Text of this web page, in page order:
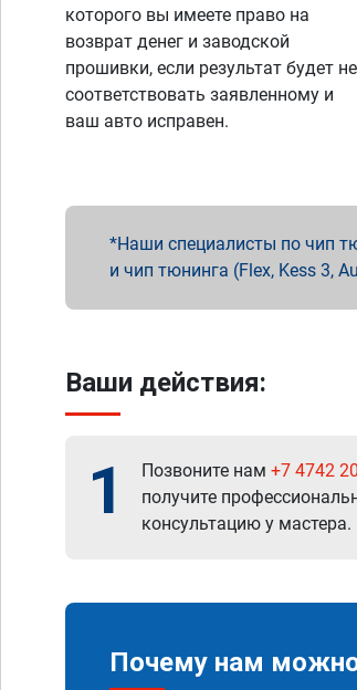
которого вы имеете право на
возврат денег и заводской
прошивки, если результат будет не
соответствовать заявленному и
ваш авто исправен.
Наши специалисты по чип
и чип тюнинга (Flex, Kess 3,
Ваши действия:
1 Позвоните нам +7 4742
получите
консультацию у мастера.
Почему нам